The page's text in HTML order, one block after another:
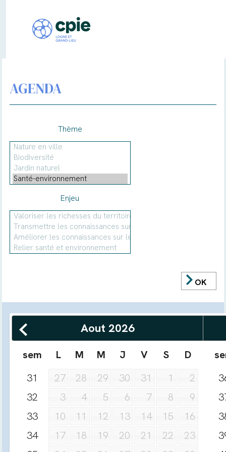
AGENDA
Thème
Enjeu
OK
Aout 2026
sem L M M J V S
D
31
27 28 29 30 31 1
2
32
3 4 5 6 7 8
9
33
10 11 12 13 14 15
16
34
17 18 19 20 21 22
23